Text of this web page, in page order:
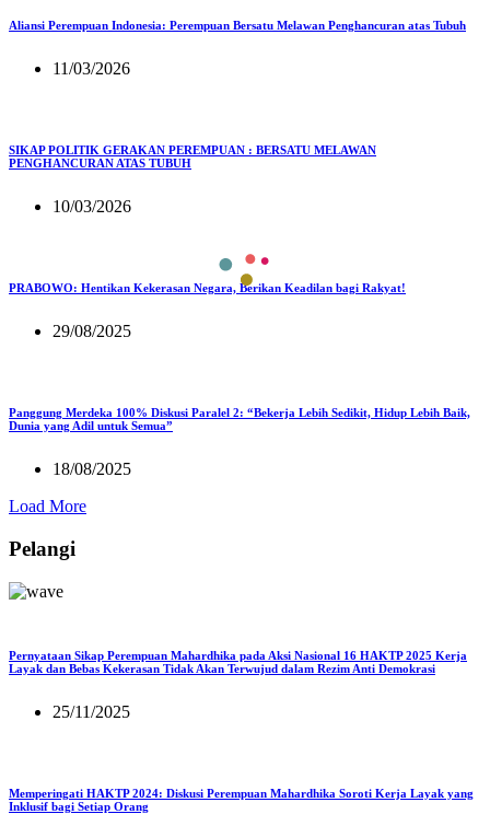
Aliansi Perempuan Indonesia: Perempuan Bersatu Melawan Penghancuran atas Tubuh
11/03/2026
SIKAP POLITIK GERAKAN PEREMPUAN : BERSATU MELAWAN
PENGHANCURAN ATAS TUBUH
10/03/2026
PRABOWO: Hentikan Kekerasan Negara, Berikan Keadilan bagi Rakyat!
29/08/2025
Panggung Merdeka 100% Diskusi Paralel 2: “Bekerja Lebih Sedikit, Hidup Lebih Baik,
Dunia yang Adil untuk Semua”
18/08/2025
Load More
Pelangi
Pernyataan Sikap Perempuan Mahardhika pada Aksi Nasional 16 HAKTP 2025 Kerja
Layak dan Bebas Kekerasan Tidak Akan Terwujud dalam Rezim Anti Demokrasi
25/11/2025
Memperingati HAKTP 2024: Diskusi Perempuan Mahardhika Soroti Kerja Layak yang
Inklusif bagi Setiap Orang